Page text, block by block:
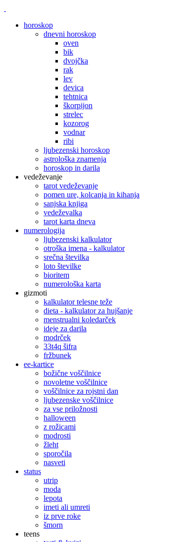
horoskop
dnevni horoskop
oven
bik
dvojčka
rak
lev
devica
tehtnica
škorpijon
strelec
kozorog
vodnar
ribi
ljubezenski horoskop
astrološka znamenja
horoskop in darila
vedeževanje
tarot vedeževanje
pomen ure, kolcanja in kihanja
sanjska knjiga
vedeževalka
tarot karta dneva
numerologija
ljubezenski kalkulator
otroška imena - kalkulator
srečna številka
loto številke
bioritem
numerološka karta
gizmoti
kalkulator telesne teže
dieta - kalkulator za hujšanje
menstrualni koledarček
ideje za darila
modrček
33t4q šifra
fržbunek
ee-kartice
božične voščilnice
novoletne voščilnice
voščilnice za rojstni dan
ljubezenske voščilnice
za vse priložnosti
halloween
z rožicami
modrosti
žleht
sporočila
nasveti
status
utrip
moda
lepota
imeti ali umreti
iz prve roke
šmorn
teens